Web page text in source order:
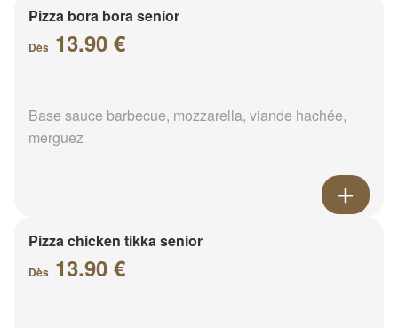
Pizza bora bora senior
Dès 13.90 €
Base sauce barbecue, mozzarella, viande hachée,
merguez
Pizza chicken tikka senior
Dès 13.90 €